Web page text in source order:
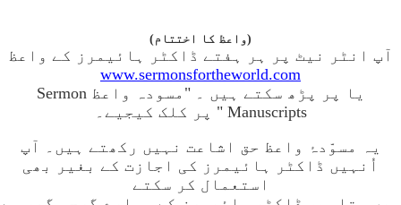
(واعظ کا اختتام)
آپ انٹر نیٹ پر ہر ہفتے ڈاکٹر ہائیمرز کے واعظ
www.sermonsfortheworld.com
یا پر پڑھ سکتے ہیں ۔ "مسودہ واعظ Sermon
Manuscripts " پر کلک کیجیے۔
یہ مسوّدۂ واعظ حق اشاعت نہیں رکھتے ہیں۔ آپ
اُنہیں ڈاکٹر ہائیمرز کی اجازت کے بغیر بھی
استعمال کر سکتے